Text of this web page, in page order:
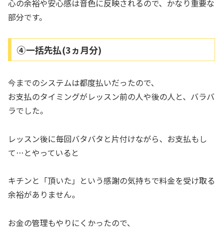
心の余裕や安心感は音色に反映されるので、かなり重要な
部分です。
④一括先払(3ヵ月分)
今までのシステムは都度払いだったので、
お支払のタイミングがレッスン前の人や後の人と、バラバ
ラでした。
レッスン後に毎回バタバタと片付けながら、お支払もし
て…とやっていると
キチンと「頂いた」という感謝の気持ちで料金を受け取る
余裕がありません。
お金の管理もやりにくかったので、